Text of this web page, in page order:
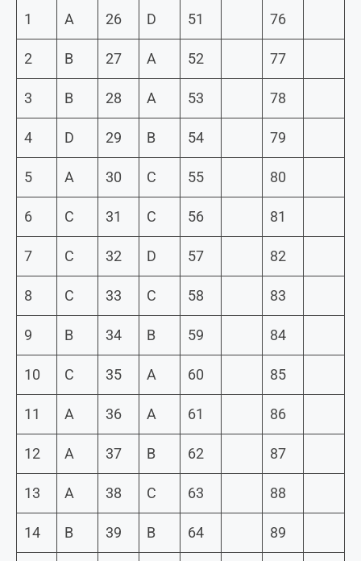
1 A 26 D 51 76
2 B 27 A 52 77
3 B 28 A 53 78
4 D 29 B 54 79
5 A 30 C 55 80
6 C 31 C 56 81
7 C 32 D 57 82
8 C 33 C 58 83
9 B 34 B 59 84
10 C 35 A 60 85
11 A 36 A 61 86
12 A 37 B 62 87
13 A 38 C 63 88
14 B 39 B 64 89